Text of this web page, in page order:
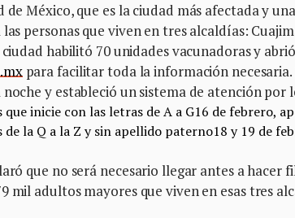
de México, que es la ciudad más afectada y
las personas que viven en tres alcaldías:
habilitó 70 unidades vacunadoras y
para facilitar toda la información necesaria.
noche y estableció un sistema de atención
inicie con las letras de A a G16 de febrero,
de la Q a la Z y sin apellido paterno18 y 19 de
que no será necesario llegar antes a hacer
mil adultos mayores que viven en esas tres